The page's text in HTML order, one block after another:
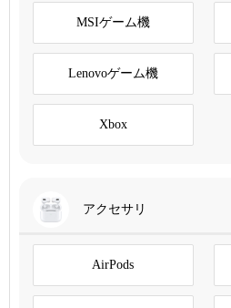
MSIゲーム機
Lenovoゲーム機
Xbox
アクセサリ
AirPods